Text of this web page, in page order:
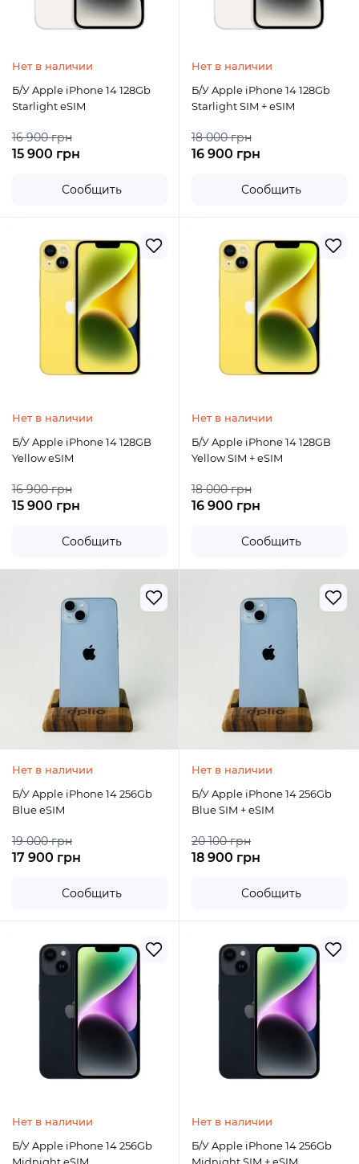
Нет в наличии
Б/У Apple iPhone 14 128Gb
Starlight eSIM
16 900 грн
15 900 грн
Сообщить
Нет в наличии
Б/У Apple iPhone 14 128Gb
Starlight SIM + eSIM
18 000 грн
16 900 грн
Сообщить
Нет в наличии
Б/У Apple iPhone 14 128GB
Yellow eSIM
16 900 грн
15 900 грн
Сообщить
Нет в наличии
Б/У Apple iPhone 14 128GB
Yellow SIM + eSIM
18 000 грн
16 900 грн
Сообщить
Нет в наличии
Б/У Apple iPhone 14 256Gb
Blue eSIM
19 000 грн
17 900 грн
Сообщить
Нет в наличии
Б/У Apple iPhone 14 256Gb
Blue SIM + eSIM
20 100 грн
18 900 грн
Сообщить
Нет в наличии
Б/У Apple iPhone 14 256Gb
Нет в наличии
Б/У Apple iPhone 14 256Gb